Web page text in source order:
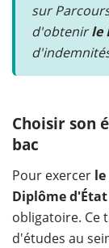
sur
d'obtenirle
Choisir son
bac
Pour exercer
Diplôme
obligatoire. Ce
d'études au